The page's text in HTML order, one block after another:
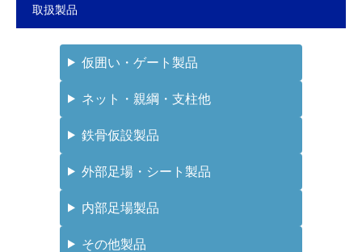
取扱製品
仮囲い・ゲート製品
ネット・親綱・支柱他
鉄骨仮設製品
外部足場・シート製品
内部足場製品
その他製品